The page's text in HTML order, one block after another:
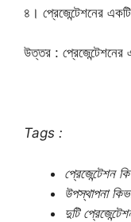
৪। প্রেজেন্টেশনের
উত্তর :
Tags :
প্রেজেন্টেশন
উপস্থাপনা
দুটি